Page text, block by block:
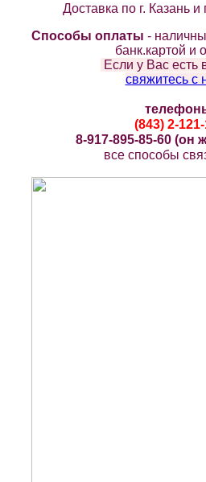
Доставка по г. Казань
Способы оплаты -
банк.картой и
Если у Вас есть
cвяжитесь с
(843) 2-
8-917-895-85-60(он
все способы